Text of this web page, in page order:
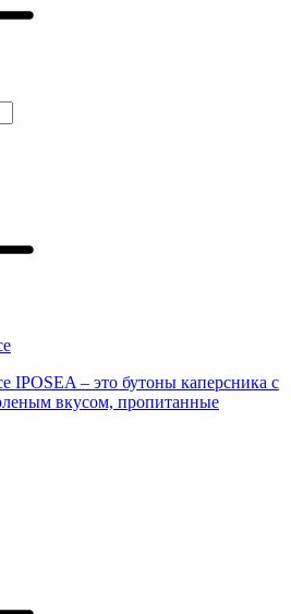
IPOSEA – это бутоны каперсника с
вкусом, пропитанные